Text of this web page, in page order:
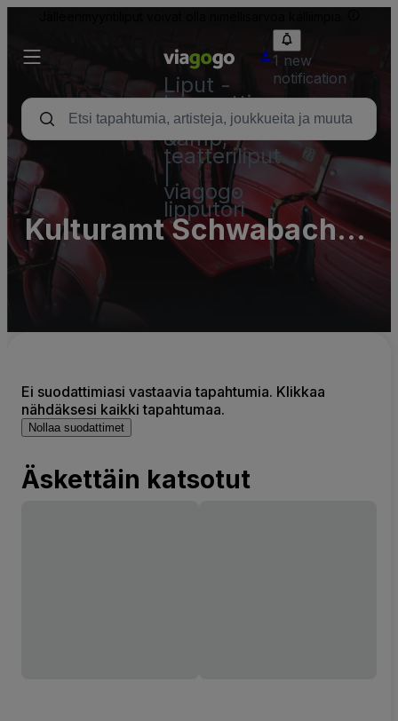
Liput -
konsertti,
urheilu
&amp;
teatteriliput
viagogo
lipputori
1 new
notification
Kulturamt Schwabach
Kulturhaus
Ei suodattimiasi vastaavia tapahtumia. Klikkaa
nähdäksesi kaikki tapahtumaa.
Nollaa suodattimet
Äskettäin katsotut